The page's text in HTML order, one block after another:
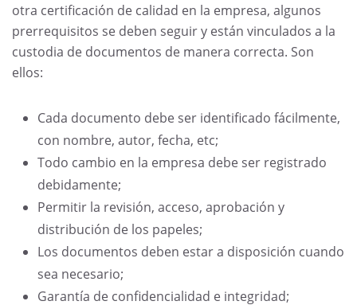
otra certificación de calidad en la empresa, algunos
prerrequisitos se deben seguir y están vinculados a la
custodia de documentos de manera correcta. Son
ellos:
Cada documento debe ser identificado fácilmente,
con nombre, autor, fecha, etc;
Todo cambio en la empresa debe ser registrado
debidamente;
Permitir la revisión, acceso, aprobación y
distribución de los papeles;
Los documentos deben estar a disposición cuando
sea necesario;
Garantía de confidencialidad e integridad;